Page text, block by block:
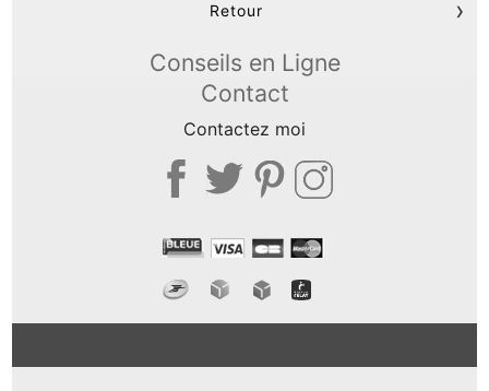
Retour
Conseils en Ligne
Contact
Contactez moi